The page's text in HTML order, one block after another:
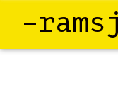
–ramsj